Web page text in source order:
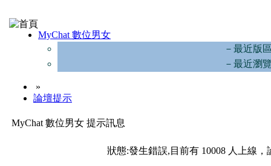
MyChat 數位男女
－最近版
－最近瀏
»
論壇提示
MyChat 數位男女 提示訊息
狀態:發生錯誤,目前有 10008 人上線